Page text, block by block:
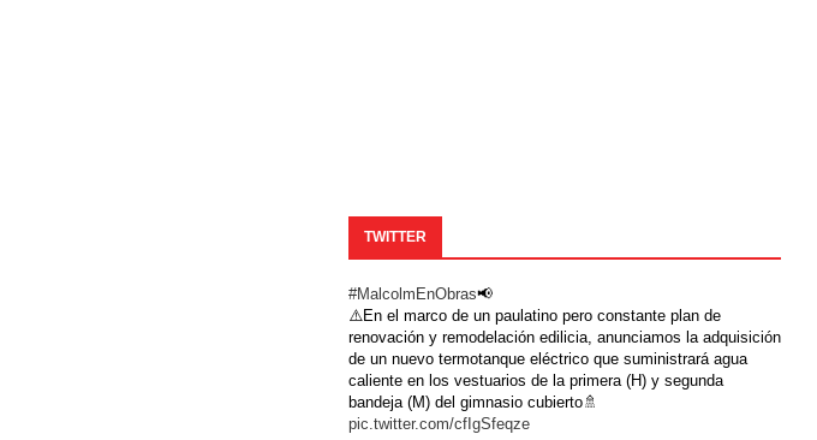
TWITTER
#MalcolmEnObras📢
⚠️En el marco de un paulatino pero constante plan de
renovación y remodelación edilicia, anunciamos la adquisición
de un nuevo termotanque eléctrico que suministrará agua
caliente en los vestuarios de la primera (H) y segunda
bandeja (M) del gimnasio cubierto🚿
pic.twitter.com/cfIgSfeqze